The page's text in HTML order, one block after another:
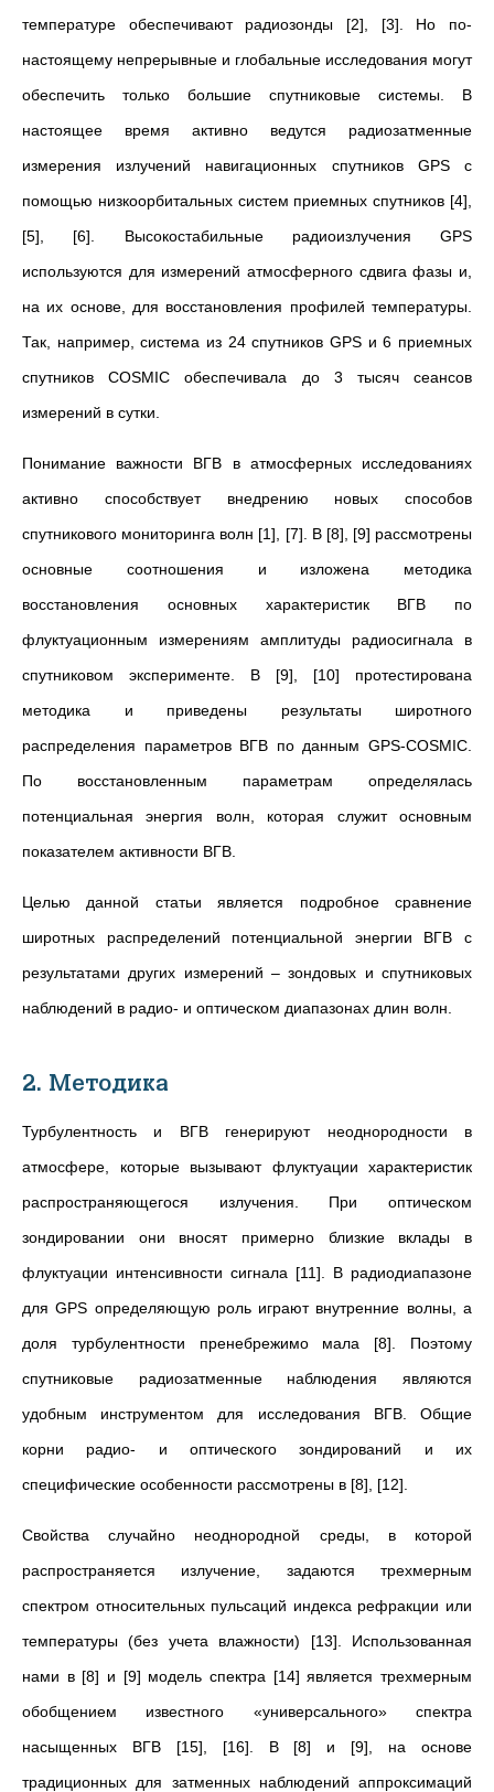
температуре обеспечивают радиозонды [2], [3]. Но по-
настоящему непрерывные и глобальные исследования могут
обеспечить только большие спутниковые системы. В
настоящее время активно ведутся радиозатменные
измерения излучений навигационных спутников GPS с
помощью низкоорбитальных систем приемных спутников [4],
[5], [6]. Высокостабильные радиоизлучения GPS
используются для измерений атмосферного сдвига фазы и,
на их основе, для восстановления профилей температуры.
Так, например, система из 24 спутников GPS и 6 приемных
спутников COSMIC обеспечивала до 3 тысяч сеансов
измерений в сутки.
Понимание важности ВГВ в атмосферных исследованиях
активно способствует внедрению новых способов
спутникового мониторинга волн [1], [7]. В [8], [9] рассмотрены
основные соотношения и изложена методика
восстановления основных характеристик ВГВ по
флуктуационным измерениям амплитуды радиосигнала в
спутниковом эксперименте. В [9], [10] протестирована
методика и приведены результаты широтного
распределения параметров ВГВ по данным GPS-COSMIC.
По восстановленным параметрам определялась
потенциальная энергия волн, которая служит основным
показателем активности ВГВ.
Целью данной статьи является подробное сравнение
широтных распределений потенциальной энергии ВГВ с
результатами других измерений – зондовых и спутниковых
наблюдений в радио- и оптическом диапазонах длин волн.
2. Методика
Турбулентность и ВГВ генерируют неоднородности в
атмосфере, которые вызывают флуктуации характеристик
распространяющегося излучения. При оптическом
зондировании они вносят примерно близкие вклады в
флуктуации интенсивности сигнала [11]. В радиодиапазоне
для GPS определяющую роль играют внутренние волны, а
доля турбулентности пренебрежимо мала [8]. Поэтому
спутниковые радиозатменные наблюдения являются
удобным инструментом для исследования ВГВ. Общие
корни радио- и оптического зондирований и их
специфические особенности рассмотрены в [8], [12].
Свойства случайно неоднородной среды, в которой
распространяется излучение, задаются трехмерным
спектром относительных пульсаций индекса рефракции или
температуры (без учета влажности) [13]. Использованная
нами в [8] и [9] модель спектра [14] является трехмерным
обобщением известного «универсального» спектра
насыщенных ВГВ [15], [16]. В [8] и [9], на основе
традиционных для затменных наблюдений аппроксимаций